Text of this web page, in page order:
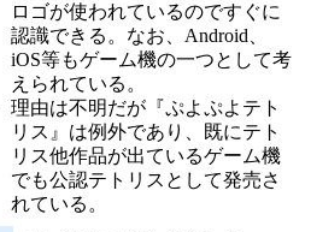
ロゴが使われているのですぐに
認識できる。なお、Android、
iOS等もゲーム機の一つとして考
えられている。
理由は不明だが『ぷよぷよテト
リス』は例外であり、既にテト
リス他作品が出ているゲーム機
でも公認テトリスとして発売さ
れている。